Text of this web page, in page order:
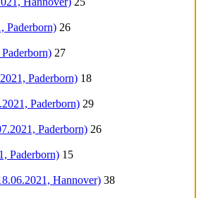
Paderborn) 26
27
Paderborn) 18
Paderborn) 29
Paderborn) 26
Paderborn) 15
Hannover) 38